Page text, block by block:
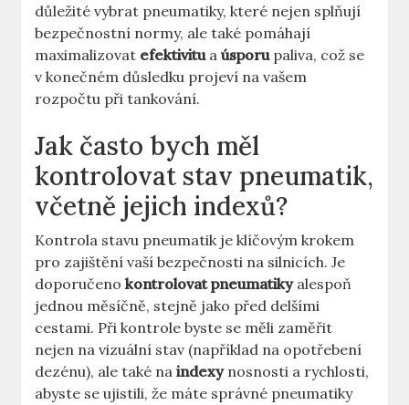
důležité vybrat pneumatiky, které nejen splňují
bezpečnostní normy, ale také pomáhají
maximalizovat efektivituaúsporupaliva, což se
v konečném důsledku projeví na vašem
rozpočtu při tankování.
Jak často bych měl
kontrolovat stav pneumatik,
včetně jejich indexů?
Kontrola stavu pneumatik je klíčovým krokem
pro zajištění vaší bezpečnosti na silnicích. Je
doporučenokontrolovat pneumatikyalespoň
jednou měsíčně, stejně jako před delšími
cestami. Při kontrole byste se měli zaměřit
nejen na vizuální stav (například na opotřebení
dezénu), ale také naindexynosnosti a rychlosti,
abyste se ujistili, že máte správné pneumatiky